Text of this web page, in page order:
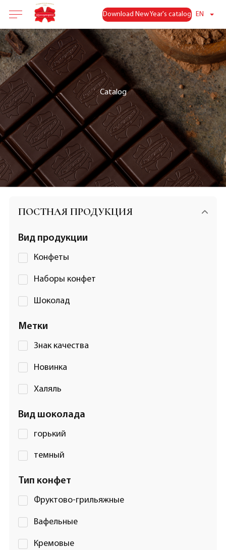
Download New Year's catalog EN
Catalog
ПОСТНАЯ ПРОДУКЦИЯ
Вид продукции
Конфеты
Наборы конфет
Шоколад
Метки
Знак качества
Новинка
Халяль
Вид шоколада
горький
темный
Тип конфет
Фруктово-грильяжные
Вафельные
Кремовые